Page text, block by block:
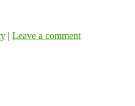
| Leave a comment